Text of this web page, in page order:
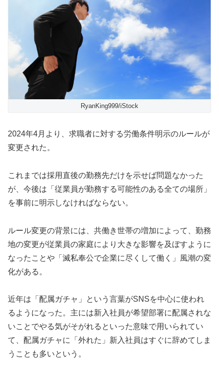
RyanKing999/iStock
2024年4月より、求職者に対する労働条件明示のルールが
変更された。
これまでは採用直後の勤務先だけを示せば問題なかった
が、今後は「従業員が勤務する可能性のある全ての場所」
を事前に明示しなければならない。
ルール変更の背景には、共働き世帯の増加によって、勤務
地の変更が従業員の家庭により大きな影響を及ぼすように
なったことや「滅私奉公で企業に尽くして働く」風潮の変
化がある。
近年は「配属ガチャ」という言葉がSNSを中心に使われ
るようになった。主には新入社員が希望部署に配属されな
いことでやる気がそがれるといった意味で用いられてい
て、配属ガチャに「外れた」新入社員はすぐに辞めてしま
うことも多いという。